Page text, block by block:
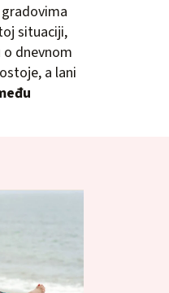
situaciji,
dnevnom
a lani